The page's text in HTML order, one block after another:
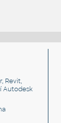
Revit,
Autodesk